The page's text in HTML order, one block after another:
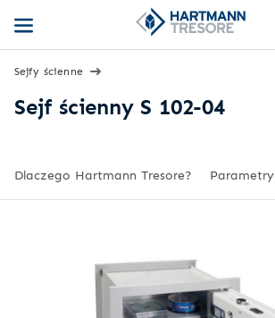
Sejfy ścienne
Sejf ścienny S 102-04
Dlaczego Hartmann Tresore? Parametry